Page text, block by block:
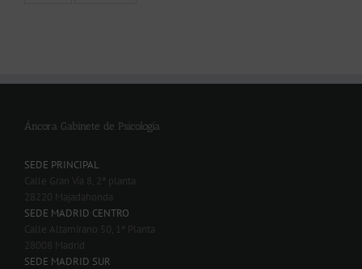
Áncora Gabinete de Psicología
SEDE PRINCIPAL
Calle Gran Vía 8, 2ª planta
28220 Majadahonda
SEDE MADRID CENTRO
Calle Altamirano 50, 1ª Planta
28008 Madrid
SEDE MADRID SUR